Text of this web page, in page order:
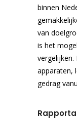
binnen
van
is het
apparaten,
gedrag